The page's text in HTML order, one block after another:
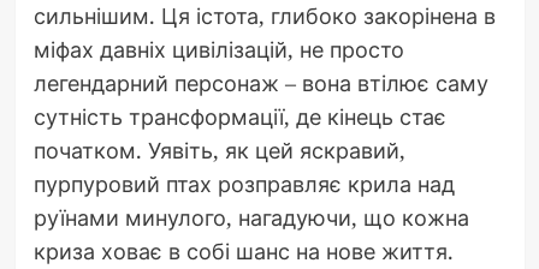
сильнішим. Ця істота, глибоко закорінена в
міфах давніх цивілізацій, не просто
легендарний персонаж – вона втілює саму
сутність трансформації, де кінець стає
початком. Уявіть, як цей яскравий,
пурпуровий птах розправляє крила над
руїнами минулого, нагадуючи, що кожна
криза ховає в собі шанс на нове життя.